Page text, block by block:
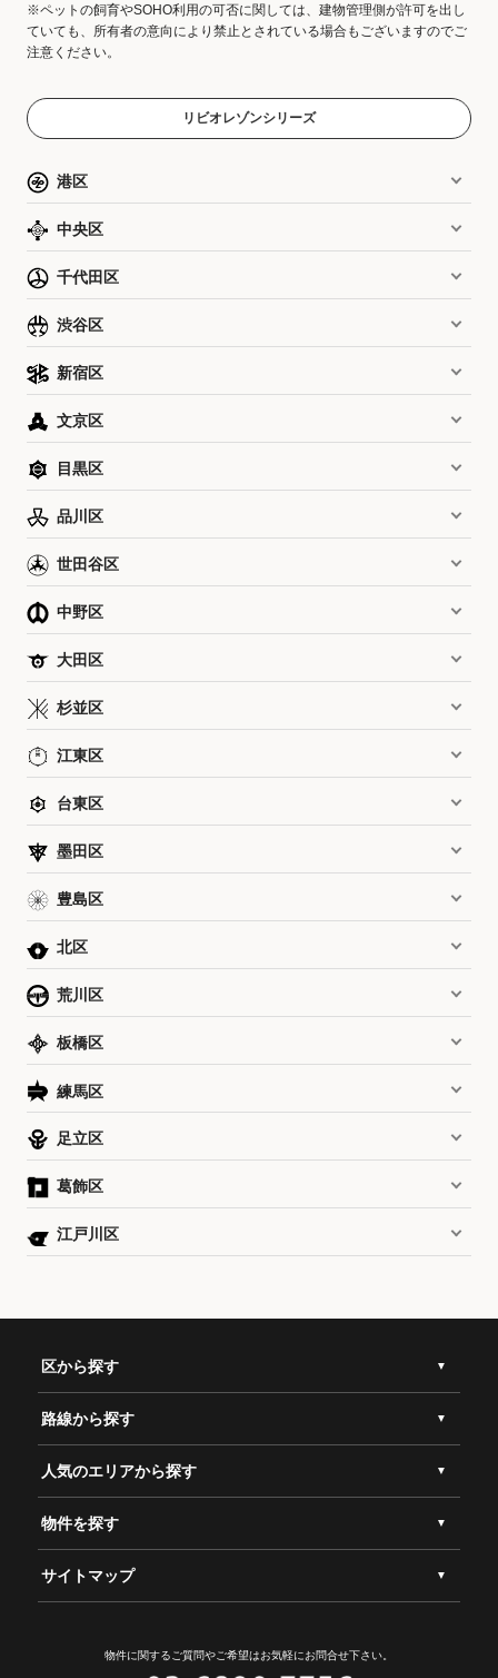
※ペットの飼育やSOHO利用の可否に関しては、建物管理側が許可を出し
ていても、所有者の意向により禁止とされている場合もございますのでご
注意ください。
リビオレゾンシリーズ
港区
中央区
千代田区
渋谷区
新宿区
文京区
目黒区
品川区
世田谷区
中野区
大田区
杉並区
江東区
台東区
墨田区
豊島区
北区
荒川区
板橋区
練馬区
足立区
葛飾区
江戸川区
区から探す
路線から探す
人気のエリアから探す
物件を探す
サイトマップ
物件に関するご質問やご希望はお気軽にお問合せ下さい。